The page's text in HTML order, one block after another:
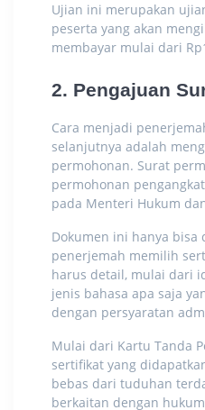
Ujian ini merupakan
peserta yang akan
membayar mulai dari
2. Pengajuan
Cara menjadi
selanjutnya adalah
permohonan. Surat
permohonan
pada Menteri Hukum
Dokumen ini hanya bisa
penerjemah memilih
harus detail, mulai dari
jenis bahasa apa saja
dengan persyaratan
Mulai dari Kartu Tanda
sertifikat yang
bebas dari tuduhan
berkaitan dengan